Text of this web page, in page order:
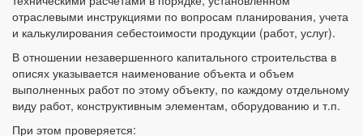
отраслевыми инструкциями по вопросам планирования, учета
и калькулирования себестоимости продукции (работ, услуг).
В отношении незавершенного капитального строительства в
описях указывается наименование объекта и объем
выполненных работ по этому объекту, по каждому отдельному
виду работ, конструктивным элементам, оборудованию и т.п.
При этом проверяется: